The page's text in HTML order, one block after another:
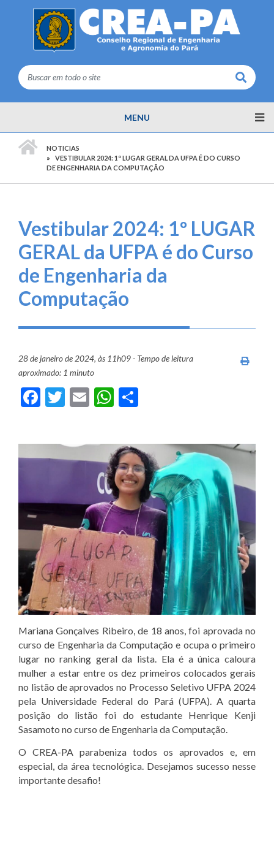
Buscar
MENU
NOTICIAS
VESTIBULAR 2024: 1º LUGAR GERAL DA UFPA É DO CURSO
DE ENGENHARIA DA COMPUTAÇÃO
Vestibular 2024: 1º LUGAR
GERAL da UFPA é do Curso
de Engenharia da
Computação
28 de janeiro de 2024, às 11h09 - Tempo de leitura
aproximado: 1 minuto
Facebook
Twitter
EmailWhatsApp
Mariana Gonçalves Ribeiro, de 18 anos, foi aprovada no
curso de Engenharia da Computação e ocupa o primeiro
lugar no ranking geral da lista. Ela é a única caloura
mulher a estar entre os dez primeiros colocados gerais
no listão de aprovados no Processo Seletivo UFPA 2024
pela Universidade Federal do Pará (UFPA). A quarta
posição do listão foi do estudante Henrique Kenji
Sasamoto no curso de Engenharia da Computação.
O CREA-PA parabeniza todos os aprovados e, em
especial, da área tecnológica. Desejamos sucesso nesse
importante desafio!